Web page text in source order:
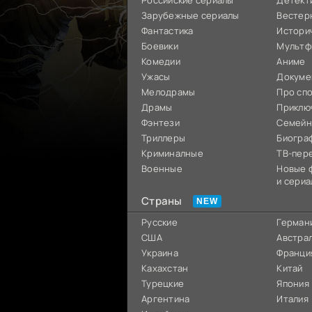
Зарубежные сериалы
Фантастика
Боевики
Комедии
Ужасы
Мелодрамы
Драмы
Фэнтези
Триллеры
Криминалные
Военные
Аниме
Про
ТВ-
Новые
и
Страны
Русские
США
Украина
Кахахстан
Турецкие
Аргентина
Китай
Япония
Италия